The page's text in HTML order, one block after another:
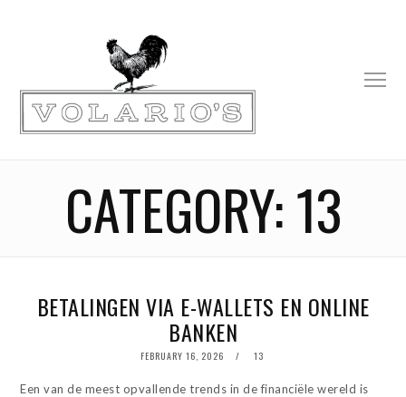
CATEGORY:13
BETALINGEN VIA E-WALLETS EN ONLINE
BANKEN
POSTED
FEBRUARY 16, 2026 FEBRUARY
2026
13
Een van de meest opvallende trends in de financiële wereld is